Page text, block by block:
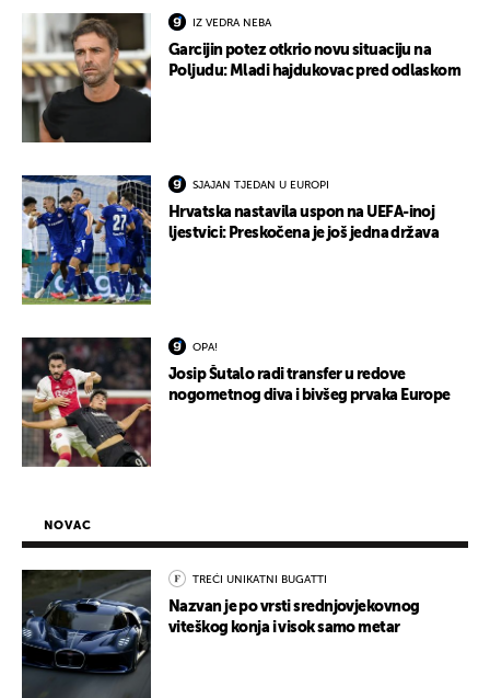
IZ VEDRA NEBA
Garcijin potez otkrio novu situaciju na
Poljudu: Mladi hajdukovac pred odlaskom
SJAJAN TJEDAN U EUROPI
Hrvatska nastavila uspon na UEFA-inoj
ljestvici: Preskočena je još jedna država
OPA!
Josip Šutalo radi transfer u redove
nogometnog diva i bivšeg prvaka Europe
NOVAC
TREĆI UNIKATNI BUGATTI
Nazvan je po vrsti srednjovjekovnog
viteškog konja i visok samo metar